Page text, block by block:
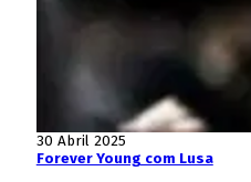
30 Abril 2025
Forever Young com Lusa